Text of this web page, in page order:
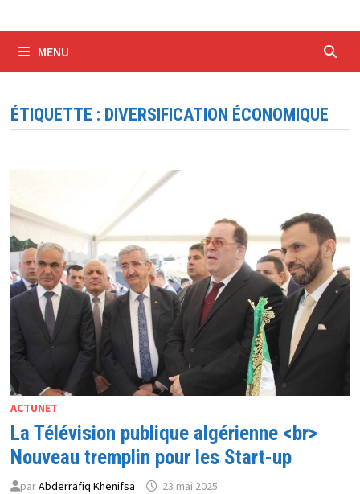
MENU
ÉTIQUETTE : DIVERSIFICATION ÉCONOMIQUE
ACTUNET
La Télévision publique algérienne <br>
Nouveau tremplin pour les Start-up
parAbderrafiq Khenifsa 23 mai 2025